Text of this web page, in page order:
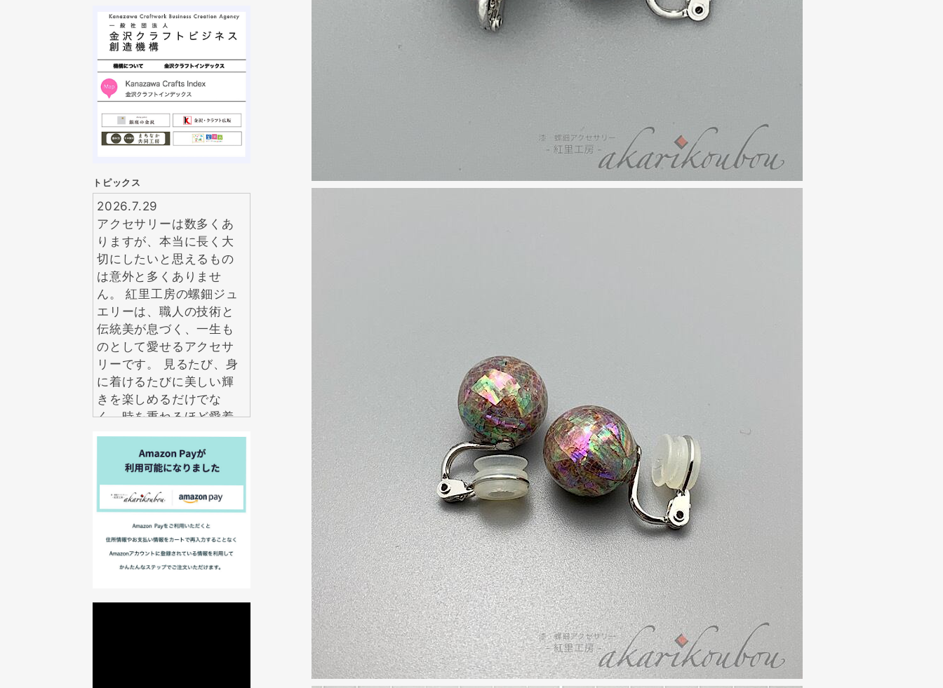
トピックス
2026.7.29
アクセサリーは数多くあ
りますが、本当に長く大
切にしたいと思えるもの
は意外と多くありませ
ん。 紅里工房の螺鈿ジュ
エリーは、職人の技術と
伝統美が息づく、一生も
のとして愛せるアクセサ
リーです。 見るたび、身
に着けるたびに美しい輝
きを楽しめるだけでな
く、時を重ねるほど愛着
も深まります。 毎日の自
分を少し誇らしくしてく
れる特別な一品を、ぜひ
手に取ってみてくださ
い。
2026.7.22
伝統工芸というと特別な